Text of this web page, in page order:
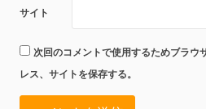
サイト
次回のコメントで使用するためブラウ
レス、サイトを保存する。